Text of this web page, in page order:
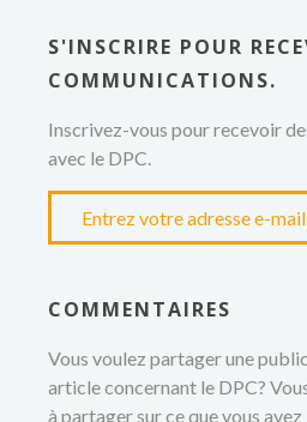
S'INSCRIRE POUR
COMMUNICATIONS.
Inscrivez-vous pour recevoir
avec le DPC.
COMMENTAIRES
Vous voulez partager une
article concernant le DPC?
à partager sur ce que vous